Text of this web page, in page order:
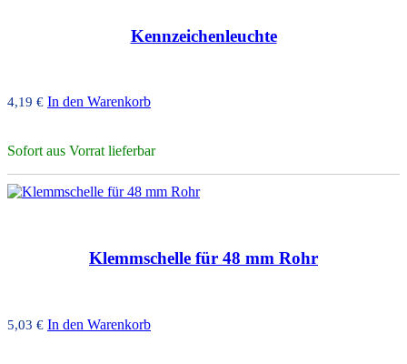
Kennzeichenleuchte
4,19 € In den Warenkorb
Sofort aus Vorrat lieferbar
Klemmschelle für 48 mm Rohr
5,03 € In den Warenkorb